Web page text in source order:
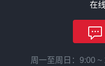
在
周一至周日：9:00 ~